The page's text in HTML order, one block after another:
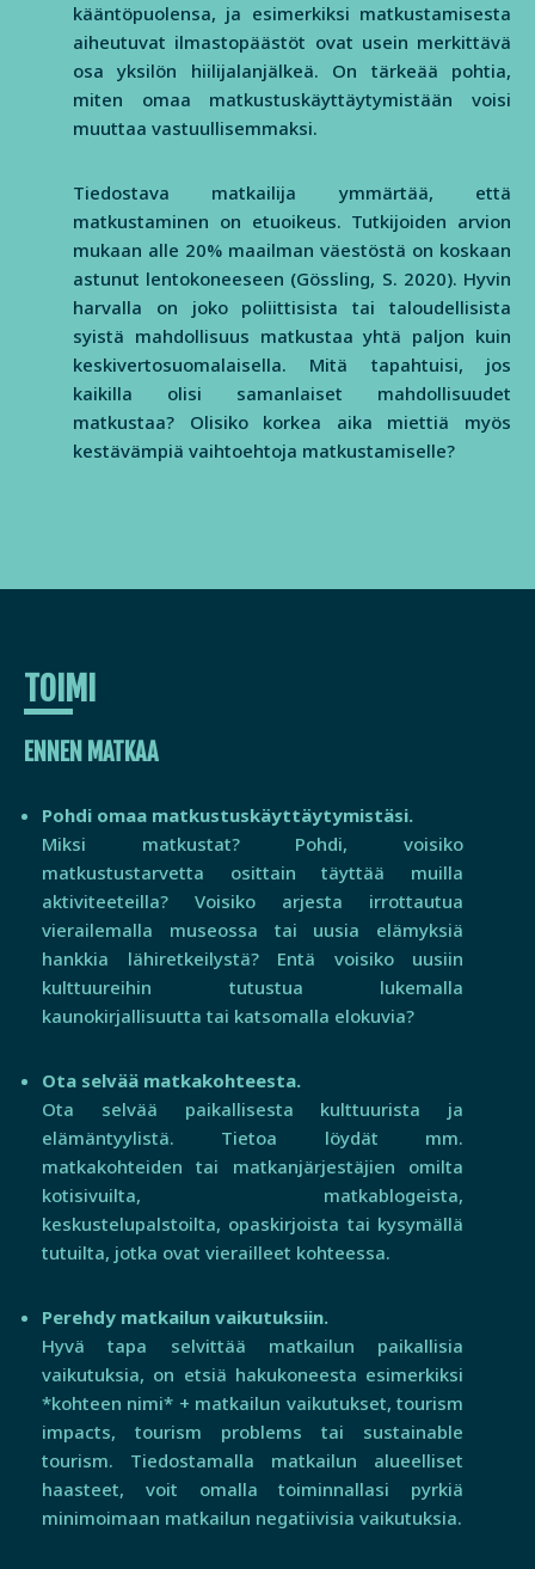
kääntöpuolensa, ja esimerkiksi matkustamisesta
aiheutuvat ilmastopäästöt ovat usein merkittävä
osa yksilön hiilijalanjälkeä. On tärkeää pohtia,
miten omaa matkustuskäyttäytymistään voisi
muuttaa vastuullisemmaksi.
Tiedostava matkailija ymmärtää, että
matkustaminen on etuoikeus. Tutkijoiden arvion
mukaan alle 20% maailman väestöstä on koskaan
astunut lentokoneeseen (Gössling, S. 2020). Hyvin
harvalla on joko poliittisista tai taloudellisista
syistä mahdollisuus matkustaa yhtä paljon kuin
keskivertosuomalaisella. Mitä tapahtuisi, jos
kaikilla olisi samanlaiset mahdollisuudet
matkustaa? Olisiko korkea aika miettiä myös
kestävämpiä vaihtoehtoja matkustamiselle?
TOIMI
ENNEN MATKAA
Pohdi omaa matkustuskäyttäytymistäsi.
Miksi matkustat? Pohdi, voisiko
matkustustarvetta osittain täyttää muilla
aktiviteeteilla? Voisiko arjesta irrottautua
vierailemalla museossa tai uusia elämyksiä
hankkia lähiretkeilystä? Entä voisiko uusiin
kulttuureihin tutustua lukemalla
kaunokirjallisuutta tai katsomalla elokuvia?
Ota selvää matkakohteesta.
Ota selvää paikallisesta kulttuurista ja
elämäntyylistä. Tietoa löydät mm.
matkakohteiden tai matkanjärjestäjien omilta
kotisivuilta, matkablogeista,
keskustelupalstoilta, opaskirjoista tai kysymällä
tutuilta, jotka ovat vierailleet kohteessa.
Perehdy matkailun vaikutuksiin.
Hyvä tapa selvittää matkailun paikallisia
vaikutuksia, on etsiä hakukoneesta esimerkiksi
*kohteen nimi* + matkailun vaikutukset, tourism
impacts, tourism problems tai sustainable
tourism. Tiedostamalla matkailun alueelliset
haasteet, voit omalla toiminnallasi pyrkiä
minimoimaan matkailun negatiivisia vaikutuksia.